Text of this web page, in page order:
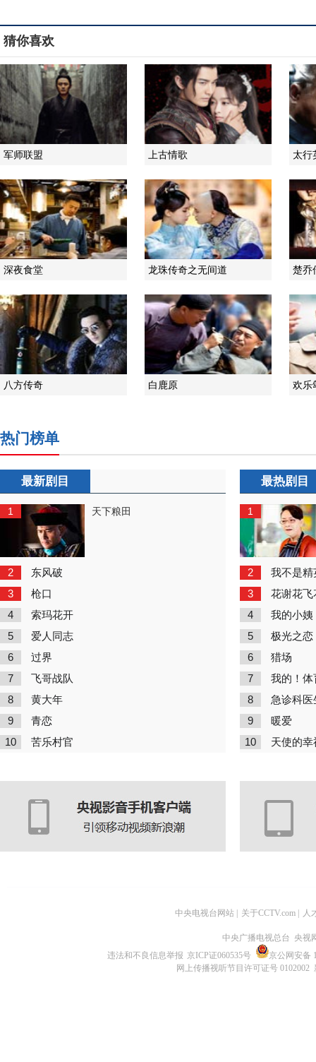
猜你喜欢
军师联盟 上古情歌 太行
深夜食堂 龙珠传奇之无间道 楚乔
八方传奇 白鹿原 欢乐
热门榜单
最新剧目
1 天下粮田
2 东风破
3 枪口
4 索玛花开
5 爱人同志
6 过界
7 飞哥战队
8 黄大年
9 青恋
10 苦乐村官
最热剧目
1
2 我不是精
3 花谢花飞
4 我的小姨
5 极光之恋
6 猎场
7 我的！体
8 急诊科医
9 暖爱
10 天使的幸
中央电视台网站 关于CCTV.com 人
中央广播电视总台 央视
违法和不良信息举报 京ICP证060535号
京公网安备
网上传播视听节目许可证号 0102002